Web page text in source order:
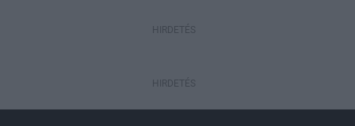
HIRDETÉS
HIRDETÉS